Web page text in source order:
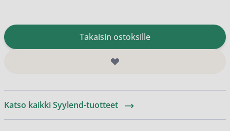
Takaisin ostoksille
Katso kaikki Syylend-tuotteet